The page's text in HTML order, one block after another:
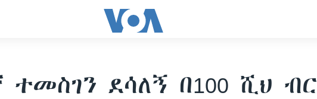
ተመስገን ደሳለኝ በ100 ሺህ ብር